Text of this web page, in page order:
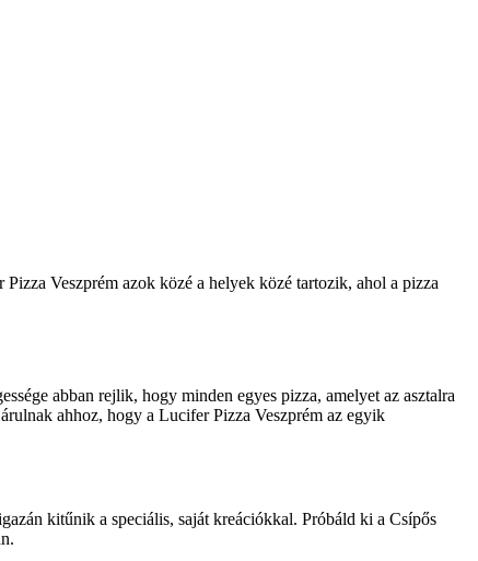
Veszprém azok közé a helyek közé tartozik, ahol a pizza
abban rejlik, hogy minden egyes pizza, amelyet az asztalra
ahhoz, hogy a Lucifer Pizza Veszprém az egyik
kitűnik a speciális, saját kreációkkal. Próbáld ki a Csípős